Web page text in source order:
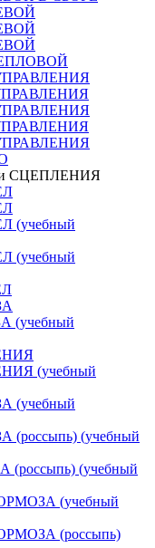
СЦЕПЛЕНИЯ
(учебный
(учебный
(учебный
(учебный
(учебный
(учебный
(учебный
(учебный
(россыпь)